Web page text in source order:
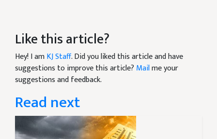
Like this article?
Hey! I amKJ Staff. Did you liked this article and have
suggestions to improve this article? Mailme your
suggestions and feedback.
Read next